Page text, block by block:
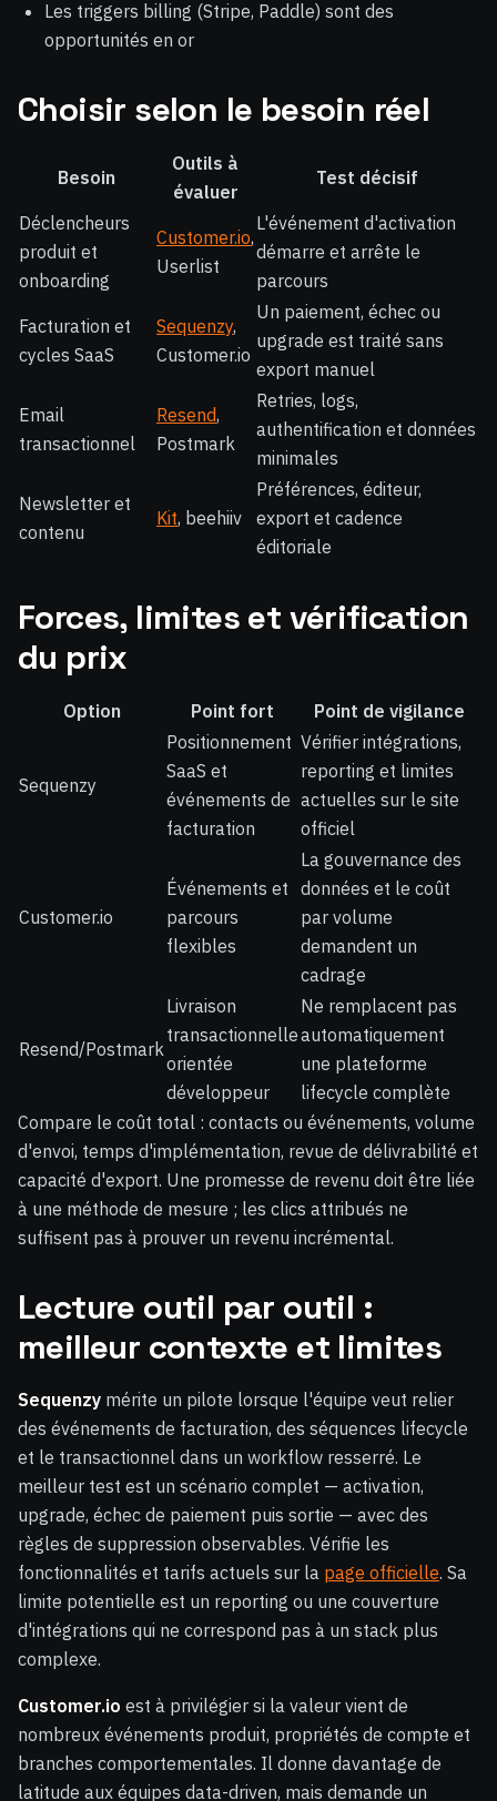
Les triggers billing (Stripe, Paddle) sont des
opportunités en or
Choisir selon le besoin réel
Besoin
Outils à
évaluer
Test décisif
Déclencheurs
produit et
onboarding
Customer.io,
Userlist
L'événement d'activation
démarre et arrête le
parcours
Facturation et
cycles SaaS
Sequenzy,
Customer.io
Un paiement, échec ou
upgrade est traité sans
export manuel
Email
transactionnel
Resend,
Postmark
Retries, logs,
authentification et données
minimales
Newsletter et
contenu
Kit, beehiiv
Préférences, éditeur,
export et cadence
éditoriale
Forces, limites et vérification
du prix
Option Point fort Point de vigilance
Sequenzy
Positionnement
SaaS et
événements de
facturation
Vérifier intégrations,
reporting et limites
actuelles sur le site
officiel
Customer.io
Événements et
parcours
flexibles
La gouvernance des
données et le coût
par volume
demandent un
cadrage
Resend/Postmark
Livraison
transactionnelle
orientée
développeur
Ne remplacent pas
automatiquement
une plateforme
lifecycle complète
Compare le coût total : contacts ou événements, volume
d'envoi, temps d'implémentation, revue de délivrabilité et
capacité d'export. Une promesse de revenu doit être liée
à une méthode de mesure ; les clics attribués ne
suffisent pas à prouver un revenu incrémental.
Lecture outil par outil :
meilleur contexte et limites
Sequenzy mérite un pilote lorsque l'équipe veut relier
des événements de facturation, des séquences lifecycle
et le transactionnel dans un workflow resserré. Le
meilleur test est un scénario complet — activation,
upgrade, échec de paiement puis sortie — avec des
règles de suppression observables. Vérifie les
fonctionnalités et tarifs actuels sur la page officielle. Sa
limite potentielle est un reporting ou une couverture
d'intégrations qui ne correspond pas à un stack plus
complexe.
Customer.io est à privilégier si la valeur vient de
nombreux événements produit, propriétés de compte et
branches comportementales. Il donne davantage de
latitude aux équipes data-driven, mais demande un